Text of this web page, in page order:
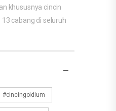
khususnya cincin
cabang di seluruh
#cincingoldium